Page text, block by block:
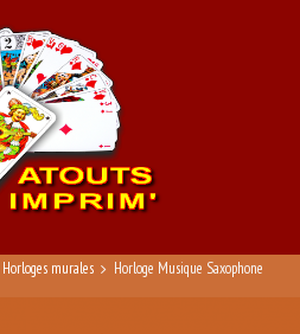
Horloges murales Horloge Musique Saxophone